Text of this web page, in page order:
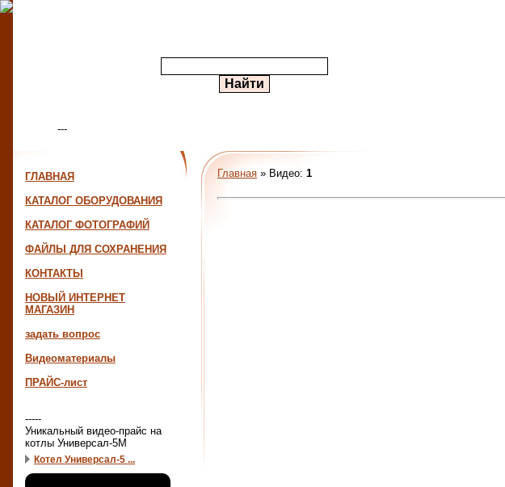
---
ГЛАВНАЯ
КАТАЛОГ ОБОРУДОВАНИЯ
КАТАЛОГ ФОТОГРАФИЙ
ФАЙЛЫ ДЛЯ СОХРАНЕНИЯ
КОНТАКТЫ
НОВЫЙ ИНТЕРНЕТ
МАГАЗИН
задать вопрос
Видеоматериалы
ПРАЙС-лист
-----
Уникальный видео-прайс на
котлы Универсал-5М
Котел Универсал-5 ...
Главная » Видео: 1